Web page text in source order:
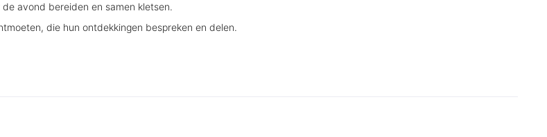
avond bereiden en samen kletsen.
die hun ontdekkingen bespreken en delen.